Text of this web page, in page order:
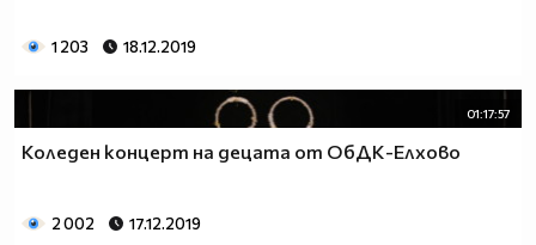
1 203 18.12.2019
01:17:57
Коледен концерт на децата от ОбДК-Елхово
2 002 17.12.2019